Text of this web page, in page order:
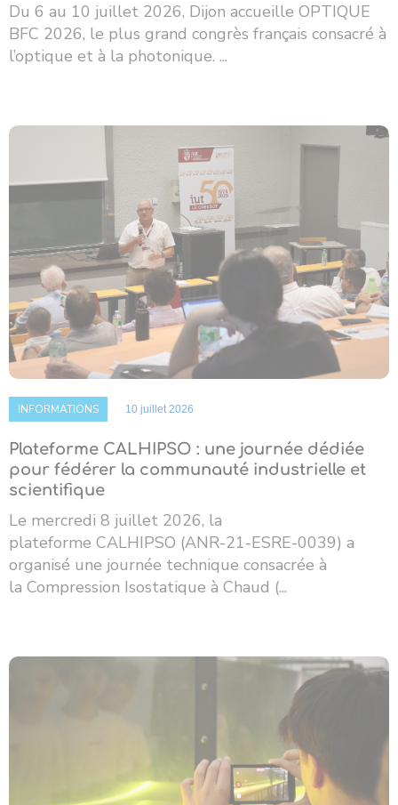
Du 6 au 10 juillet 2026, Dijon accueille OPTIQUE
BFC 2026, le plus grand congrès français consacré à
l’optique et à la photonique. ...
INFORMATIONS 10 juillet 2026
Plateforme CALHIPSO : une journée dédiée
pour fédérer la communauté industrielle et
scientifique
Le mercredi 8 juillet 2026, la
plateforme CALHIPSO (ANR-21-ESRE-0039) a
organisé une journée technique consacrée à
la Compression Isostatique à Chaud (...